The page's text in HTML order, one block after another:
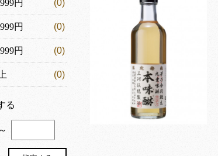
円 (0)
円 (0)
円 (0)
(0)
る
～